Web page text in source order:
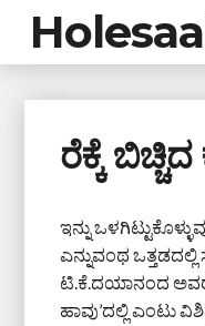
ರೆಕ್ಕೆ
ಇನ್ನು
ಎನ್ನುವಂಥ
ಟಿ.ಕೆ.ದಯಾನಂದ
ಹಾವು’ದಲ್ಲಿ ಎಂಟು